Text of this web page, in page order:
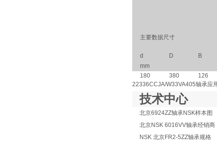
主要数据尺寸
d D
B
mm
180
380
126
22336CCJA/W33VA405轴承应
技术中心
北京6924ZZ轴承NSK样本图
北京NSK 6016VV轴承经销商
NSK 北京FR2-5ZZ轴承规格